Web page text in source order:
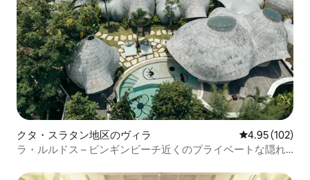
クタ・スラタン地区のヴィラ レビュー102
4.95 (102)
ラ・ルルドス – ビンギンビーチ近くのプライベートな隠れ